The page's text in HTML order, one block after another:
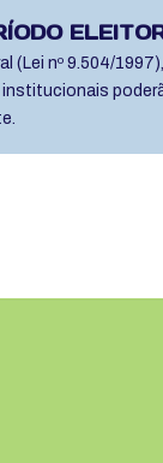
(Lei nº 9.504/